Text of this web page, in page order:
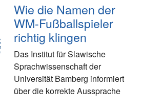
Wie die Namen der
WM-Fußballspieler
richtig klingen
Das Institut für Slawische
Sprachwissenschaft der
Universität Bamberg informiert
über die korrekte Aussprache